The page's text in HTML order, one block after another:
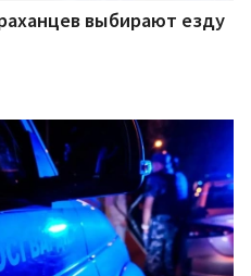
выбирают езду